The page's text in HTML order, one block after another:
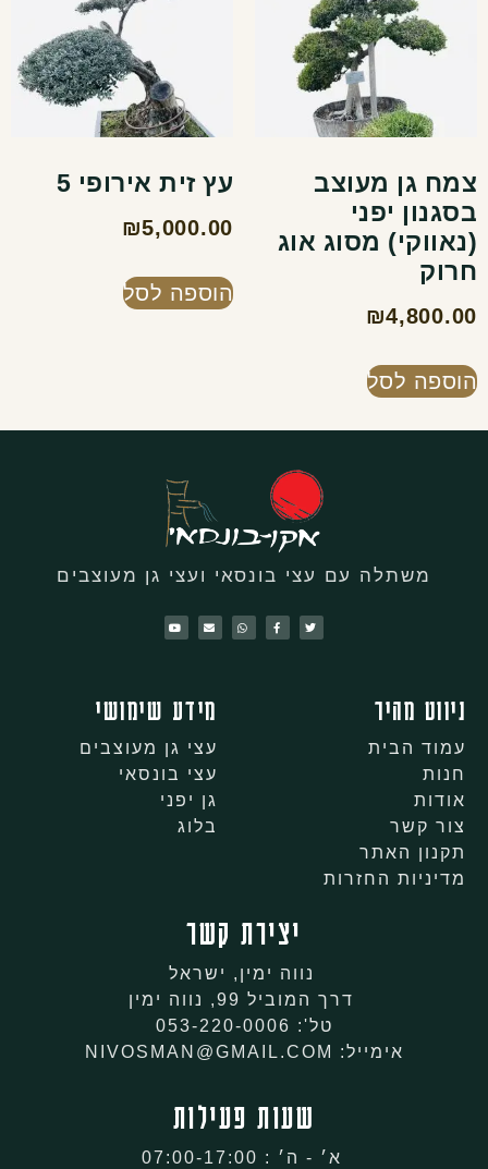
צמח גן מעוצב
בסגנון יפני
(נאווקי) מסוג אוג
חרוק
₪4,800.00
הוספה לסל
עץ זית אירופי 5
₪5,000.00
הוספה לסל
משתלה עם עצי בונסאי ועצי גן מעוצבים
ניווט מהיר
עמוד הבית
חנות
אודות
צור קשר
תקנון האתר
מדיניות החזרות
מידע שימושי
עצי גן מעוצבים
עצי בונסאי
גן יפני
בלוג
יצירת קשר
נווה ימין, ישראל
דרך המוביל 99, נווה ימין
טל': 053-220-0006
אימייל: NIVOSMAN@GMAIL.COM
שעות פעילות
א׳ - ה׳ : 07:00-17:00